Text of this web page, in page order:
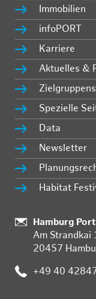
Immobilien
infoPORT
Karriere
Aktuelles &
Spezielle
Data
Newsletter
Habitat
Standort:
Hamburg
Am Strandkai
20457
Telefon:
+49 40